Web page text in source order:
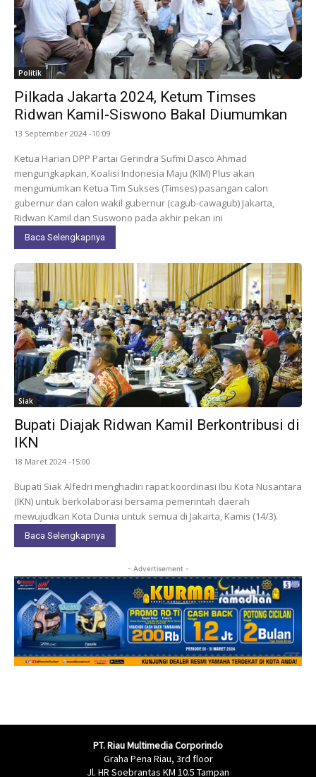
Politik
Pilkada Jakarta 2024, Ketum Timses
Ridwan Kamil-Siswono Bakal Diumumkan
13 September 2024 -10:09
Ketua Harian DPP Partai Gerindra Sufmi Dasco Ahmad
mengungkapkan, Koalisi Indonesia Maju (KIM) Plus akan
mengumumkan Ketua Tim Sukses (Timses) pasangan calon
gubernur dan calon wakil gubernur (cagub-cawagub) Jakarta,
Ridwan Kamil dan Suswono pada akhir pekan ini
Baca Selengkapnya
Siak
Bupati Diajak Ridwan Kamil Berkontribusi di
IKN
18 Maret 2024 -15:00
Bupati Siak Alfedri menghadiri rapat koordinasi Ibu Kota Nusantara
(IKN) untuk berkolaborasi bersama pemerintah daerah
mewujudkan Kota Dunia untuk semua di Jakarta, Kamis (14/3).
Baca Selengkapnya
- Advertisement -
PT. Riau Multimedia Corporindo
Graha Pena Riau, 3rd floor
Jl. HR Soebrantas KM 10.5 Tampan